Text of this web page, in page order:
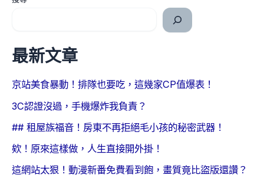
最新文章
京站美食暴動！排隊也要吃，這幾家CP值爆表！
3C認證沒過，手機爆炸我負責？
## 租屋族福音！房東不再拒絕毛小孩的秘密武器！
欸！原來這樣做，人生直接開外掛！
這網站太狠！動漫新番免費看到飽，畫質竟比盜版還讚？